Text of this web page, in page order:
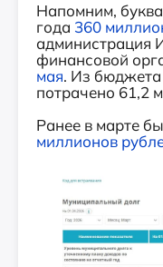
Напомним,
года 360
администрация
финансовой
мая. Из бюджета
потрачено 61,2
Ранее в марте
миллионов